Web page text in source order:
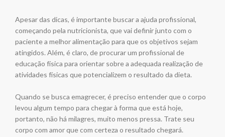
Apesar das dicas, é importante buscar a ajuda profissional,
começando pela nutricionista, que vai definir junto com o
paciente a melhor alimentação para que os objetivos sejam
atingidos. Além, é claro, de procurar um profissional de
educação física para orientar sobre a adequada realização de
atividades físicas que potencializem o resultado da dieta.
Quando se busca emagrecer, é preciso entender que o corpo
levou algum tempo para chegar à forma que está hoje,
portanto, não há milagres, muito menos pressa. Trate seu
corpo com amor que com certeza o resultado chegará.